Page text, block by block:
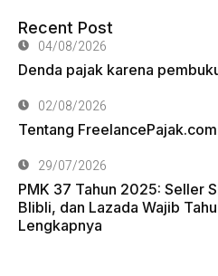
Recent Post
04/08/2026
Denda pajak karena
02/08/2026
Tentang FreelancePajak.com
29/07/2026
PMK 37 Tahun 2025: Seller
Blibli, dan Lazada Wajib
Lengkapnya